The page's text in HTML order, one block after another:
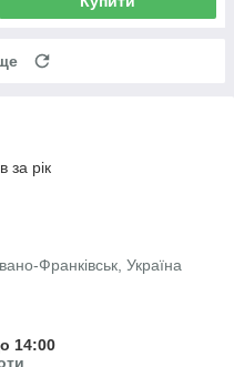
за рік
Франківськ, Україна
14:00